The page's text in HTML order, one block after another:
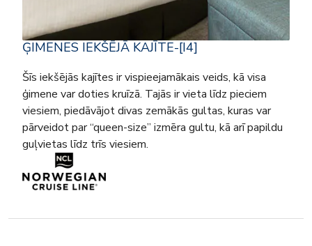
ĢIMENES IEKŠĒJĀ KAJĪTE-[I4]
Šīs iekšējās kajītes ir vispieejamākais veids, kā visa
ģimene var doties kruīzā. Tajās ir vieta līdz pieciem
viesiem, piedāvājot divas zemākās gultas, kuras var
pārveidot par “queen-size” izmēra gultu, kā arī papildu
guļvietas līdz trīs viesiem.